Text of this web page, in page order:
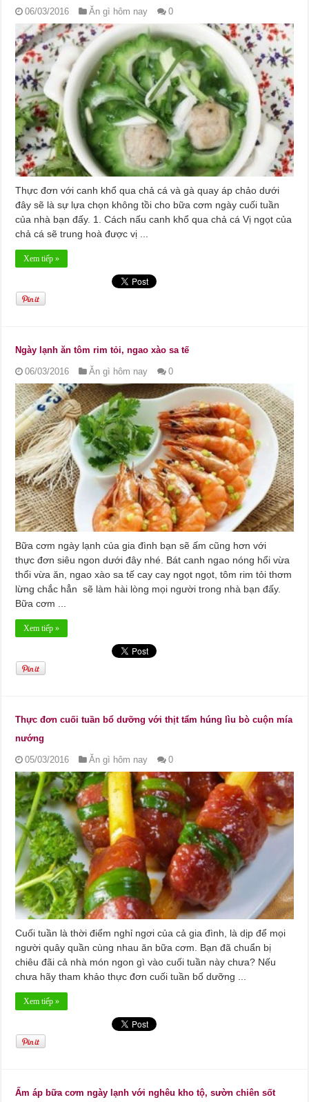
06/03/2016 Ăn gì hôm nay 0
Thực đơn với canh khổ qua chả cá và gà quay áp chảo dưới
đây sẽ là sự lựa chọn không tồi cho bữa cơm ngày cuối tuần
của nhà bạn đấy. 1. Cách nấu canh khổ qua chả cá Vị ngọt của
chả cá sẽ trung hoà được vị ...
Xem tiếp »
Ngày lạnh ăn tôm rim tỏi, ngao xào sa tế
06/03/2016 Ăn gì hôm nay 0
Bữa cơm ngày lạnh của gia đình bạn sẽ ấm cũng hơn với
thực đơn siêu ngon dưới đây nhé. Bát canh ngao nóng hổi vừa
thổi vừa ăn, ngao xào sa tế cay cay ngọt ngọt, tôm rim tỏi thơm
lừng chắc hẳn sẽ làm hài lòng mọi người trong nhà bạn đấy.
Bữa cơm ...
Xem tiếp »
Thực đơn cuối tuần bổ dưỡng với thịt tẩm húng lìu bò cuộn mía
nướng
05/03/2016 Ăn gì hôm nay 0
Cuối tuần là thời điểm nghỉ ngơi của cả gia đình, là dịp để mọi
người quây quần cùng nhau ăn bữa cơm. Bạn đã chuẩn bị
chiêu đãi cả nhà món ngon gì vào cuối tuần này chưa? Nếu
chưa hãy tham khảo thực đơn cuối tuần bổ dưỡng ...
Xem tiếp »
Ấm áp bữa cơm ngày lạnh với nghêu kho tộ, sườn chiên sốt